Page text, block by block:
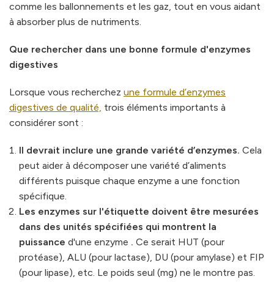
comme les ballonnements et les gaz, tout en vous aidant
à absorber plus de nutriments.
Que rechercher dans une bonne formule d'enzymes
digestives
Lorsque vous recherchez une formule d’enzymes
digestives de qualité, trois éléments importants à
considérer sont :
Il devrait inclure une grande variété d’enzymes. Cela
peut aider à décomposer une variété d’aliments
différents puisque chaque enzyme a une fonction
spécifique.
Les enzymes sur l'étiquette doivent être mesurées
dans des unités spécifiées qui montrent la
puissance d'une enzyme . Ce serait HUT (pour
protéase), ALU (pour lactase), DU (pour amylase) et FIP
​​(pour lipase), etc. Le poids seul (mg) ne le montre pas.